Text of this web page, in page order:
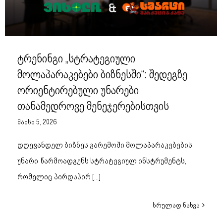
ტრენინგი „სტრატეგიული
მოლაპარაკებები ბიზნესში“: შედეგზე
ორიენტირებული უნარები
თანამედროვე მენეჯერებისთვის
მაისი 5, 2026
დღევანდელ ბიზნეს გარემოში მოლაპარაკებების
უნარი წარმოადგენს სტრატეგიულ ინსტრუმენტს,
რომელიც პირდაპირ [...]
სრულად ნახვა